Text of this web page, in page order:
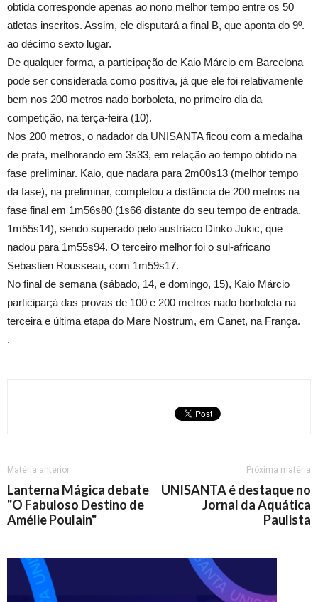
obtida corresponde apenas ao nono melhor tempo entre os 50
atletas inscritos. Assim, ele disputará a final B, que aponta do 9º.
ao décimo sexto lugar.
De qualquer forma, a participação de Kaio Márcio em Barcelona
pode ser considerada como positiva, já que ele foi relativamente
bem nos 200 metros nado borboleta, no primeiro dia da
competição, na terça-feira (10).
Nos 200 metros, o nadador da UNISANTA ficou com a medalha
de prata, melhorando em 3s33, em relação ao tempo obtido na
fase preliminar. Kaio, que nadara para 2m00s13 (melhor tempo
da fase), na preliminar, completou a distância de 200 metros na
fase final em 1m56s80 (1s66 distante do seu tempo de entrada,
1m55s14), sendo superado pelo austríaco Dinko Jukic, que
nadou para 1m55s94. O terceiro melhor foi o sul-africano
Sebastien Rousseau, com 1m59s17.
No final de semana (sábado, 14, e domingo, 15), Kaio Márcio
participar;á das provas de 100 e 200 metros nado borboleta na
terceira e última etapa do Mare Nostrum, em Canet, na França.
.
Matéria anterior
Lanterna Mágica debate
"O Fabuloso Destino de
Amélie Poulain"
Próxima matéria
UNISANTA é destaque no
Jornal da Aquática
Paulista